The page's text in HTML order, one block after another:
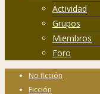
Actividad
Grupos
Miembros
Foro
No ficción
Ficción